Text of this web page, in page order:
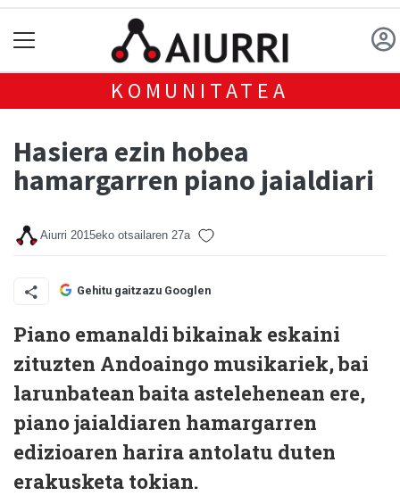
KOMUNITATEA
Hasiera ezin hobea
hamargarren piano jaialdiari
Aiurri 2015eko otsailaren 27a
Gehitu gaitzazu Googlen
Piano emanaldi bikainak eskaini
zituzten Andoaingo musikariek, bai
larunbatean baita astelehenean ere,
piano jaialdiaren hamargarren
edizioaren harira antolatu duten
erakusketa tokian.